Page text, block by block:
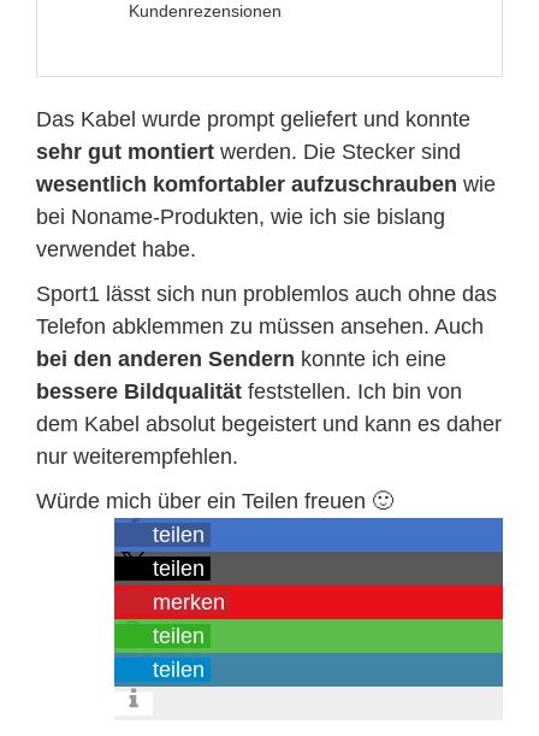
Kundenrezensionen
Das Kabel wurde prompt geliefert und konnte
sehr gut montiert werden. Die Stecker sind
wesentlich komfortabler aufzuschrauben wie
bei Noname-Produkten, wie ich sie bislang
verwendet habe.
Sport1 lässt sich nun problemlos auch ohne das
Telefon abklemmen zu müssen ansehen. Auch
bei den anderen Sendern konnte ich eine
bessere Bildqualität feststellen. Ich bin von
dem Kabel absolut begeistert und kann es daher
nur weiterempfehlen.
Würde mich über ein Teilen freuen 🙂
teilen
teilen
merken
teilen
teilen